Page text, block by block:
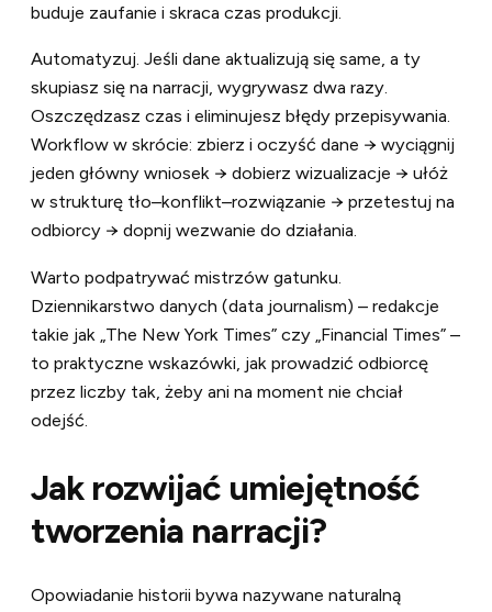
buduje zaufanie i skraca czas produkcji.
Automatyzuj. Jeśli dane aktualizują się same, a ty
skupiasz się na narracji, wygrywasz dwa razy.
Oszczędzasz czas i eliminujesz błędy przepisywania.
Workflow w skrócie: zbierz i oczyść dane → wyciągnij
jeden główny wniosek → dobierz wizualizacje → ułóż
w strukturę tło–konflikt–rozwiązanie → przetestuj na
odbiorcy → dopnij wezwanie do działania.
Warto podpatrywać mistrzów gatunku.
Dziennikarstwo danych (data journalism) – redakcje
takie jak „The New York Times” czy „Financial Times” –
to praktyczne wskazówki, jak prowadzić odbiorcę
przez liczby tak, żeby ani na moment nie chciał
odejść.
Jak rozwijać umiejętność
tworzenia narracji?
Opowiadanie historii bywa nazywane naturalną